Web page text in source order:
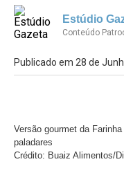
Estúdio
Conteúdo
Publicado em 28 de
Versão gourmet da
paladares
Crédito: Buaiz Alimentos/